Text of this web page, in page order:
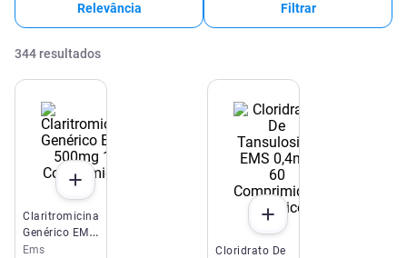
Relevância Filtrar
344 resultados
Claritromicina
Genérico EMS
500mg 14
Ems
Cloridrato De